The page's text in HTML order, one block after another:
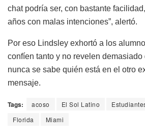
chat podría ser, con bastante
años con malas intenciones”, alertó.
Por eso Lindsley exhortó a los
confíen tanto y no revelen
nunca se sabe quién está en el otro
mensaje.
Tags: acoso El Sol Latino
Florida
Miami